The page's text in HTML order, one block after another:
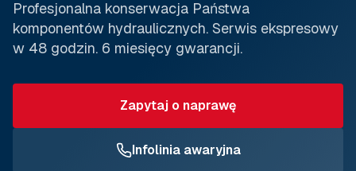
Profesjonalna konserwacja Państwa
komponentów hydraulicznych. Serwis ekspresowy
w 48 godzin. 6 miesięcy gwarancji.
Zapytaj o naprawę
Infolinia awaryjna